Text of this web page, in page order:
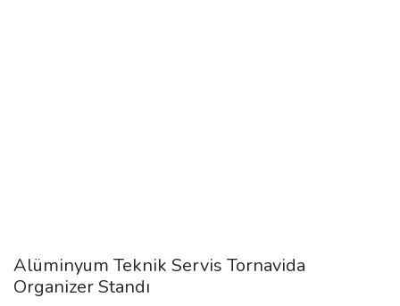
Alüminyum Teknik Servis Tornavida
Organizer Standı